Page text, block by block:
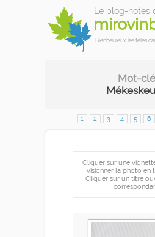
Le blog-notes
Bienheureux les fêlés
Mot-clé
1 2 3 4 5 6
Cliquer sur une
visionner la photo en
Cliquer sur un titre